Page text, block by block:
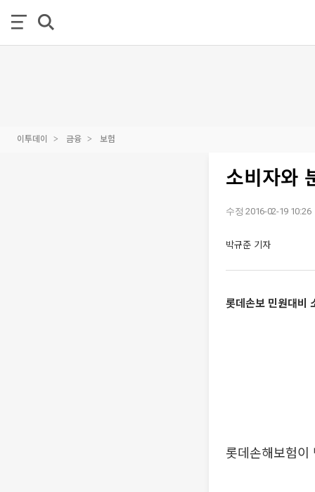
이투데이 금융 보험
소비자와
수정 2016-02-19 10:26
박규준 기자
롯데손보 민원대비
롯데손해보험이